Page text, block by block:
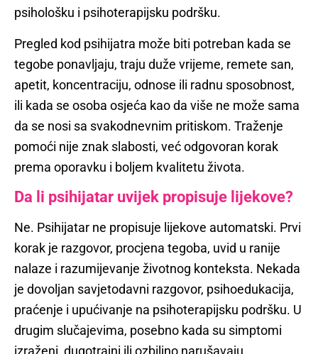
psihološku i psihoterapijsku podršku.
Pregled kod psihijatra može biti potreban kada se
tegobe ponavljaju, traju duže vrijeme, remete san,
apetit, koncentraciju, odnose ili radnu sposobnost,
ili kada se osoba osjeća kao da više ne može sama
da se nosi sa svakodnevnim pritiskom. Traženje
pomoći nije znak slabosti, već odgovoran korak
prema oporavku i boljem kvalitetu života.
Da li psihijatar uvijek propisuje lijekove?
Ne. Psihijatar ne propisuje lijekove automatski. Prvi
korak je razgovor, procjena tegoba, uvid u ranije
nalaze i razumijevanje životnog konteksta. Nekada
je dovoljan savjetodavni razgovor, psihoedukacija,
praćenje i upućivanje na psihoterapijsku podršku. U
drugim slučajevima, posebno kada su simptomi
izraženi, dugotrajni ili ozbiljno narušavaju